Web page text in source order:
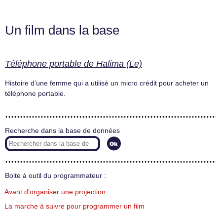
Un film dans la base
Téléphone portable de Halima (Le)
Histoire d’une femme qui a utilisé un micro crédit pour acheter un
téléphone portable.
Recherche dans la base de données
Boite à outil du programmateur :
Avant d’organiser une projection…
La marche à suivre pour programmer un film